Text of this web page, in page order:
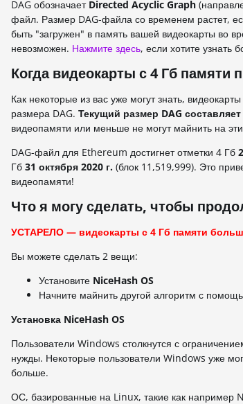
DAG обозначает Directed Acyclic Graph
файл. Размер DAG-файла со временем растет,
быть "загружен" в память вашей видеокарты во
невозможен. Нажмите здесь, если хотите узнать
Когда видеокарты с 4 Гб памяти
Как некоторые из вас уже могут знать,
размера DAG. Текущий размер DAG составляет
видеопамяти или меньше не могут майнить на
DAG-файл для Ethereum достигнет отметки 4 Гб
Гб 31 октября 2020 г. (блок 11,519,999). Это
видеопамяти!
Что я могу сделать, чтобы
УСТАРЕЛО — видеокарты с 4 Гб памяти
Вы можете сделать 2 вещи:
Установите NiceHash OS
Начните майнить другой алгоритм с
Установка NiceHash OS
Пользователи Windows столкнутся с
нужды. Некоторые пользователи Windows уже
больше.
ОС, базированные на Linux, такие как например